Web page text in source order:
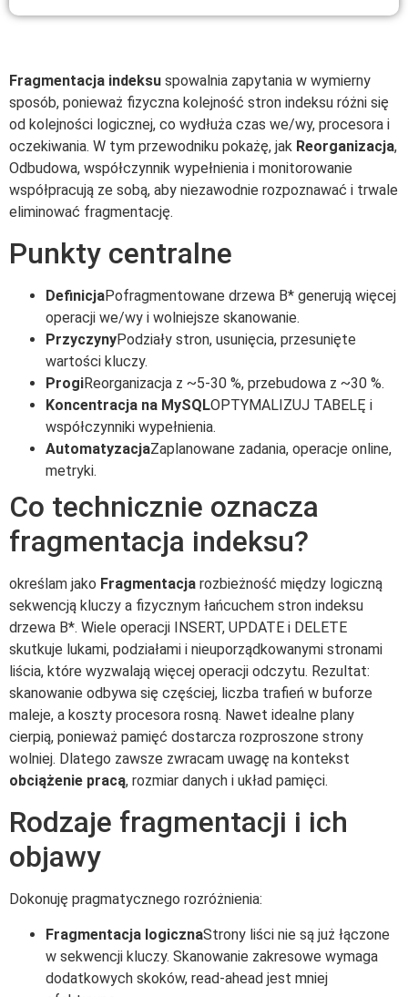
Fragmentacja indeksu spowalnia zapytania w wymierny
sposób, ponieważ fizyczna kolejność stron indeksu różni się
od kolejności logicznej, co wydłuża czas we/wy, procesora i
oczekiwania. W tym przewodniku pokażę, jak Reorganizacja,
Odbudowa, współczynnik wypełnienia i monitorowanie
współpracują ze sobą, aby niezawodnie rozpoznawać i trwale
eliminować fragmentację.
Punkty centralne
DefinicjaPofragmentowane drzewa B* generują więcej
operacji we/wy i wolniejsze skanowanie.
PrzyczynyPodziały stron, usunięcia, przesunięte
wartości kluczy.
ProgiReorganizacja z ~5-30 %, przebudowa z ~30 %.
Koncentracja na MySQLOPTYMALIZUJ TABELĘ i
współczynniki wypełnienia.
AutomatyzacjaZaplanowane zadania, operacje online,
metryki.
Co technicznie oznacza
fragmentacja indeksu?
określam jako Fragmentacja rozbieżność między logiczną
sekwencją kluczy a fizycznym łańcuchem stron indeksu
drzewa B*. Wiele operacji INSERT, UPDATE i DELETE
skutkuje lukami, podziałami i nieuporządkowanymi stronami
liścia, które wyzwalają więcej operacji odczytu. Rezultat:
skanowanie odbywa się częściej, liczba trafień w buforze
maleje, a koszty procesora rosną. Nawet idealne plany
cierpią, ponieważ pamięć dostarcza rozproszone strony
wolniej. Dlatego zawsze zwracam uwagę na kontekst
obciążenie pracą, rozmiar danych i układ pamięci.
Rodzaje fragmentacji i ich
objawy
Dokonuję pragmatycznego rozróżnienia:
Fragmentacja logicznaStrony liści nie są już łączone
w sekwencji kluczy. Skanowanie zakresowe wymaga
dodatkowych skoków, read-ahead jest mniej